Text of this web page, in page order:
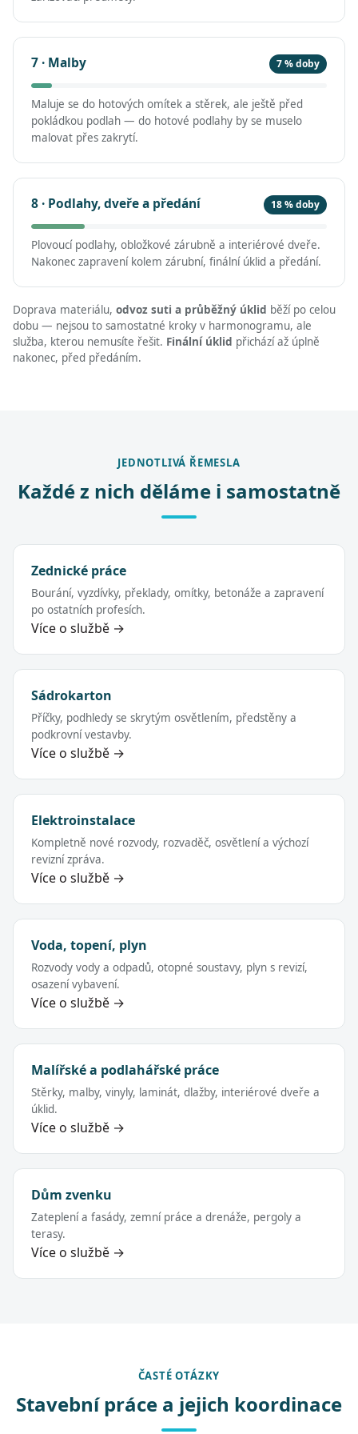
7 · Malby 7 % doby
Maluje se do hotových omítek a stěrek, ale ještě před
pokládkou podlah — do hotové podlahy by se muselo
malovat přes zakrytí.
8 · Podlahy, dveře a předání 18 % doby
Plovoucí podlahy, obložkové zárubně a interiérové dveře.
Nakonec zapravení kolem zárubní, finální úklid a předání.
Doprava materiálu, odvoz suti a průběžný úklid běží po celou
dobu — nejsou to samostatné kroky v harmonogramu, ale
služba, kterou nemusíte řešit. Finální úklid přichází až úplně
nakonec, před předáním.
JEDNOTLIVÁ ŘEMESLA
Každé z nich děláme i samostatně
Zednické práce
Bourání, vyzdívky, překlady, omítky, betonáže a zapravení
po ostatních profesích.
Více o službě →
Sádrokarton
Příčky, podhledy se skrytým osvětlením, předstěny a
podkrovní vestavby.
Více o službě →
Elektroinstalace
Kompletně nové rozvody, rozvaděč, osvětlení a výchozí
revizní zpráva.
Více o službě →
Voda, topení, plyn
Rozvody vody a odpadů, otopné soustavy, plyn s revizí,
osazení vybavení.
Více o službě →
Malířské a podlahářské práce
Stěrky, malby, vinyly, laminát, dlažby, interiérové dveře a
úklid.
Více o službě →
Dům zvenku
Zateplení a fasády, zemní práce a drenáže, pergoly a
terasy.
Více o službě →
ČASTÉ OTÁZKY
Stavební práce a jejich koordinace